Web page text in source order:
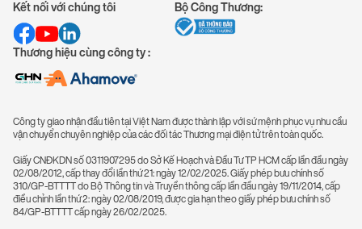
Kết nối với chúng tôi
Thương hiệu cùng công ty :
Bộ Công Thương:
Công ty giao nhận đầu tiên tại Việt Nam được thành lập với sứ mệnh phục vụ nhu cầu
vận chuyển chuyên nghiệp của các đối tác Thương mại điện tử trên toàn quốc.
Giấy CNĐKDN số 0311907295 do Sở Kế Hoạch và Đầu Tư TP HCM cấp lần đầu ngày
02/08/2012, cấp thay đổi lần thứ 21: ngày 12/02/2025. Giấy phép bưu chính số
310/GP-BTTTT do Bộ Thông tin và Truyền thông cấp lần đầu ngày 19/11/2014, cấp
điều chỉnh lần thứ 2: ngày 02/08/2019, được gia hạn theo giấy phép bưu chính số
84/GP-BTTTT cấp ngày 26/02/2025.